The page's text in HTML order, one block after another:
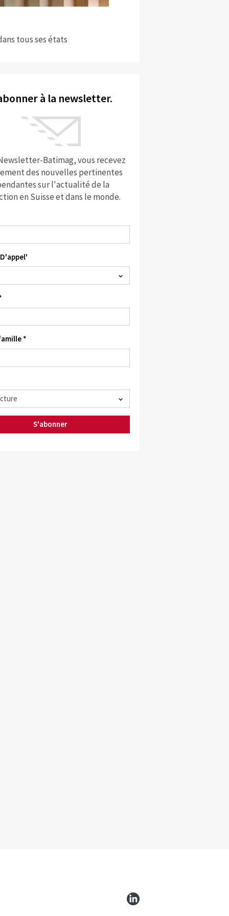
tous ses états
à la newsletter.
Batimag, vous recevez
des nouvelles pertinentes
sur l'actualité de la
en Suisse et dans le monde.
*
S'abonner